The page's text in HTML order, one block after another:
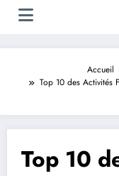
Accueil
Top 10 des Activités
Top 10